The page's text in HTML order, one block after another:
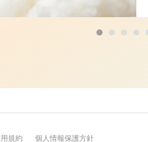
規約 個人情報保護方針